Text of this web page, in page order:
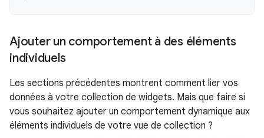
Ajouter un comportement à des éléments
individuels
Les sections précédentes montrent comment lier vos
données à votre collection de widgets. Mais que faire si
vous souhaitez ajouter un comportement dynamique aux
éléments individuels de votre vue de collection ?